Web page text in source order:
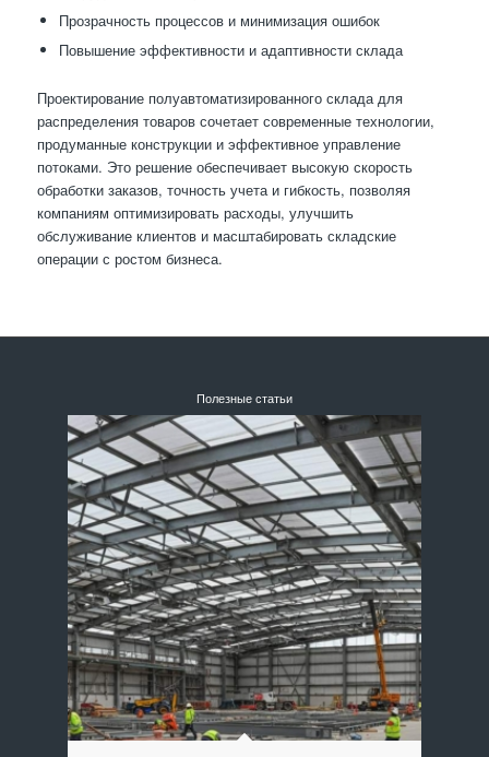
Прозрачность процессов и минимизация ошибок
Повышение эффективности и адаптивности склада
Проектирование полуавтоматизированного склада для
распределения товаров сочетает современные технологии,
продуманные конструкции и эффективное управление
потоками. Это решение обеспечивает высокую скорость
обработки заказов, точность учета и гибкость, позволяя
компаниям оптимизировать расходы, улучшить
обслуживание клиентов и масштабировать складские
операции с ростом бизнеса.
Полезные статьи